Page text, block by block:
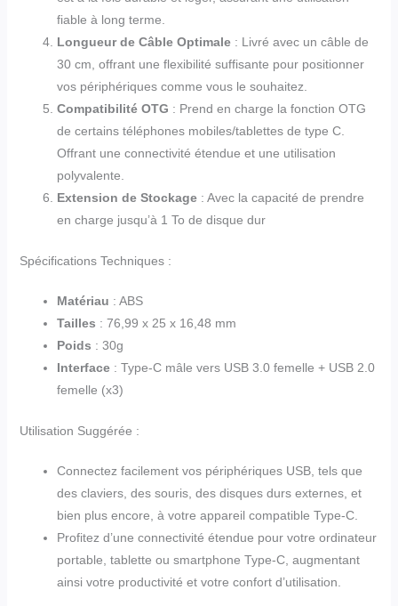
fiable à long terme.
Longueur de Câble Optimale: Livré avec un câble de
30 cm, offrant une flexibilité suffisante pour positionner
vos périphériques comme vous le souhaitez.
Compatibilité OTG : Prend en charge la fonction OTG
de certains téléphones mobiles/tablettes de type C.
Offrant une connectivité étendue et une utilisation
polyvalente.
Extension de Stockage: Avec la capacité de prendre
en charge jusqu’à 1 To de disque dur
Spécifications Techniques :
Matériau : ABS
Tailles : 76,99 x 25 x 16,48 mm
Poids : 30g
Interface: Type-C mâle vers USB 3.0 femelle + USB 2.0
femelle (x3)
Utilisation Suggérée :
Connectez facilement vos périphériques USB, tels que
des claviers, des souris, des disques durs externes, et
bien plus encore, à votre appareil compatible Type-C.
Profitez d’une connectivité étendue pour votre ordinateur
portable, tablette ou smartphone Type-C, augmentant
ainsi votre productivité et votre confort d’utilisation.